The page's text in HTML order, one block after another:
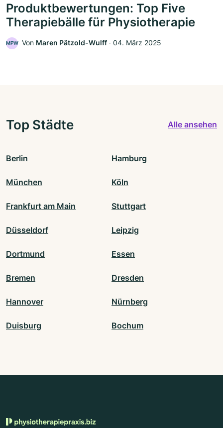
Produktbewertungen: Top Five
Therapiebälle für Physiotherapie
MPW Von Maren Pätzold-Wulff ‧ 04. März 2025
Top Städte Alle ansehen
Berlin Hamburg
München Köln
Frankfurt am Main Stuttgart
Düsseldorf Leipzig
Dortmund Essen
Bremen Dresden
Hannover Nürnberg
Duisburg Bochum